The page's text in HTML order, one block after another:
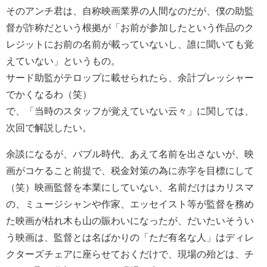
そのアンチ君は、自称映画業界の人間なのだが、僕の助監
督が詐称だという根拠が「お前が参加したという作品のク
レジットにお前の名前が載っていないし、誰に聞いても覚
えていない」というもの。
サード助監がテロップに載せられたら、余計プレッシャー
でかくなるわ（笑）
で、「当時のスタッフが覚えていない云々」に関しては、
次回で解説したい。
余談になるが、バブル時代、あえて名前を出さないが、映
画がコケること前提で、税金対策の為に赤字を目標にして
（笑）映画監督を本業にしていない、名前だけはカリスマ
の、ミュージシャンや作家、エッセイスト等が監督を務め
た映画が枯れ木も山の賑わいになったが、だいたいそうい
う映画は、監督とは名ばかりの「ただ有名な人」はディレ
クターズチェアに座らせておくだけで、現場の殆どは、チ